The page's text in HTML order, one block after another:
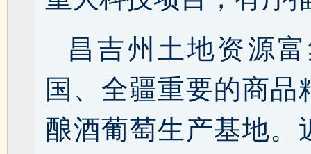
昌吉州土地资源
国、全疆重要的商
酿酒葡萄生产基地。